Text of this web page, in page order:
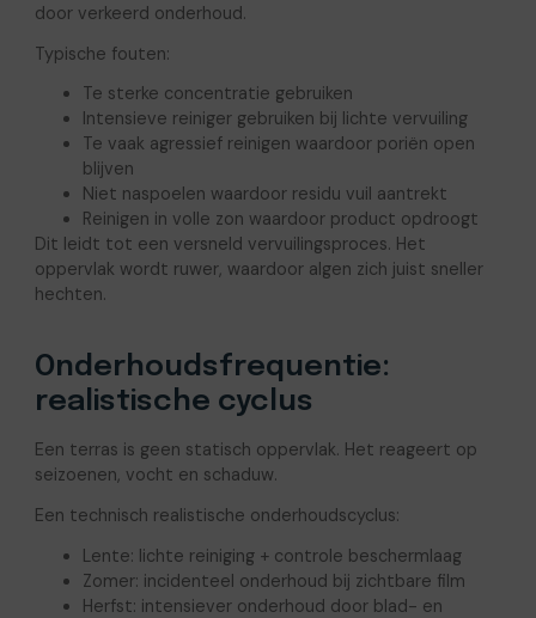
door verkeerd onderhoud.
Typische fouten:
Te sterke concentratie gebruiken
Intensieve reiniger gebruiken bij lichte vervuiling
Te vaak agressief reinigen waardoor poriën open
blijven
Niet naspoelen waardoor residu vuil aantrekt
Reinigen in volle zon waardoor product opdroogt
Dit leidt tot een versneld vervuilingsproces. Het
oppervlak wordt ruwer, waardoor algen zich juist sneller
hechten.
Onderhoudsfrequentie:
realistische cyclus
Een terras is geen statisch oppervlak. Het reageert op
seizoenen, vocht en schaduw.
Een technisch realistische onderhoudscyclus:
Lente: lichte reiniging + controle beschermlaag
Zomer: incidenteel onderhoud bij zichtbare film
Herfst: intensiever onderhoud door blad- en